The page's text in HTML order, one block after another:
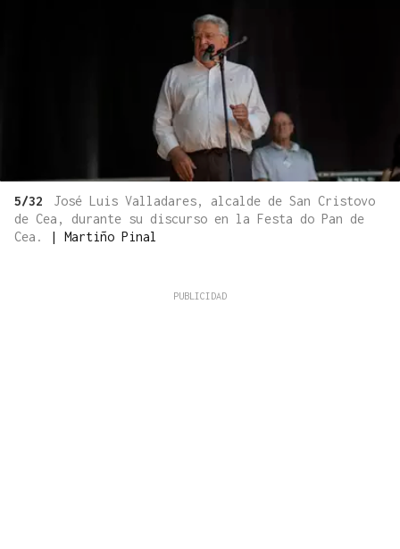
5/32
José Luis Valladares, alcalde de San Cristovo
de Cea, durante su discurso en la Festa do Pan de
Cea.
| Martiño Pinal